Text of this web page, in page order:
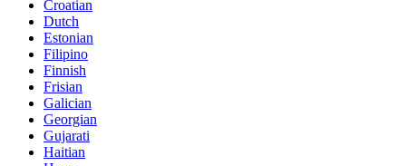
Croatian
Dutch
Estonian
Filipino
Finnish
Frisian
Galician
Georgian
Gujarati
Haitian